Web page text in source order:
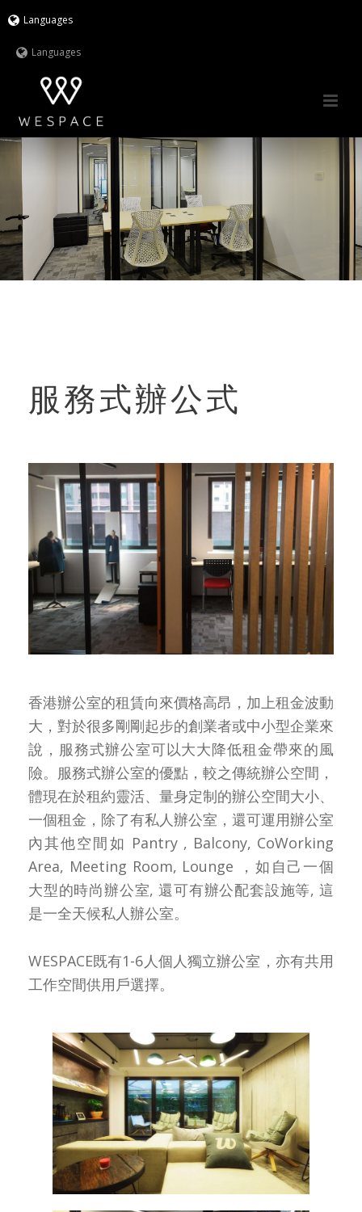
Languages
Languages
服務式辦公式
香港辦公室的租賃向來價格高昂，加上租金波動
大，對於很多剛剛起步的創業者或中小型企業來
說，服務式辦公室可以大大降低租金帶來的風
險。服務式辦公室的優點，較之傳統辦公空間，
體現在於租約靈活、量身定制的辦公空間大小、
一個租金，除了有私人辦公室，還可運用辦公室
內其他空間如 Pantry , Balcony, CoWorking
Area, Meeting Room, Lounge ，如自己一個
大型的時尚辦公室, 還可有辦公配套設施等, 這
是一全天候私人辦公室。
WESPACE既有1-6人個人獨立辦公室，亦有共用
工作空間供用戶選擇。